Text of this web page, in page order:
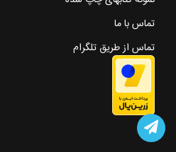
تماس با ما
تماس از طریق تلگرام